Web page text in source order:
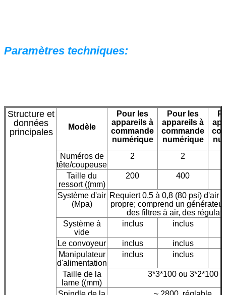
Paramètres techniques:
Structure et
données
principales
Modèle
Pour les
appareils à
commande
numérique
Pour les
appareils à
commande
numérique
Numéros de
tête/coupeuse
2 2
Taille du
ressort ((mm)
200 400
Système d'air
(Mpa)
Requiert 0,5 à 0,8 (80 psi) d'air
propre; comprend un
des filtres à air, des
Système à
vide
inclus inclus
Le convoyeur inclus inclus
Manipulateur
d'alimentation
inclus inclus
Taille de la
lame ((mm)
3*3*100 ou 3*2*100